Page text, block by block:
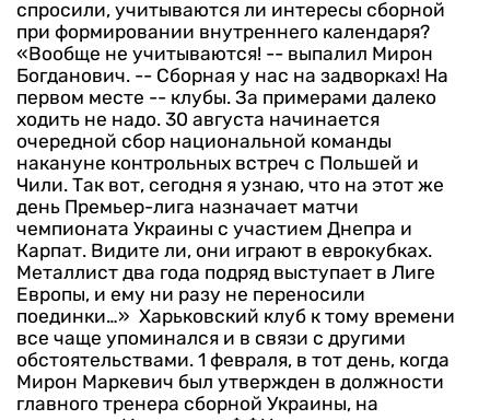
спросили, учитываются ли интересы сборной
при формировании внутреннего календаря?
«Вообще не учитываются! -- выпалил Мирон
Богданович. -- Сборная у нас на задворках! На
первом месте -- клубы. За примерами далеко
ходить не надо. 30 августа начинается
очередной сбор национальной команды
накануне контрольных встреч с Польшей и
Чили. Так вот, сегодня я узнаю, что на этот же
день Премьер-лига назначает матчи
чемпионата Украины с участием Днепра и
Карпат. Видите ли, они играют в еврокубках.
Металлист два года подряд выступает в Лиге
Европы, и ему ни разу не переносили
поединки…» Харьковский клуб к тому времени
все чаще упоминался и в связи с другими
обстоятельствами. 1 февраля, в тот день, когда
Мирон Маркевич был утвержден в должности
главного тренера сборной Украины, на